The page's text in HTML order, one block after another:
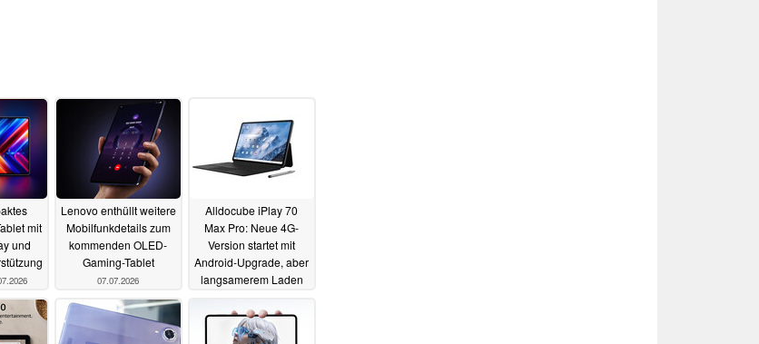
mit
und
Lenovo enthüllt weitere
Mobilfunkdetails zum
kommenden OLED-
Gaming-Tablet
07.07.2026
Alldocube iPlay 70
Max Pro: Neue 4G-
Version startet mit
Android-Upgrade, aber
langsamerem Laden